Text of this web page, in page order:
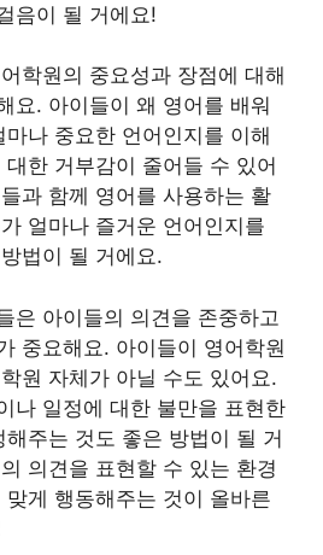
음이 될 거에요!
학원의 중요성과 장점에 대해
요. 아이들이 왜 영어를 배워
나 중요한 언어인지를 이해
한 거부감이 줄어들 수 있어
과 함께 영어를 사용하는 활
얼마나 즐거운 언어인지를
법이 될 거에요.
은 아이들의 의견을 존중하고
중요해요. 아이들이 영어학원
원 자체가 아닐 수도 있어요.
나 일정에 대한 불만을 표현한
주는 것도 좋은 방법이 될 거
의견을 표현할 수 있는 환경
게 행동해주는 것이 올바른